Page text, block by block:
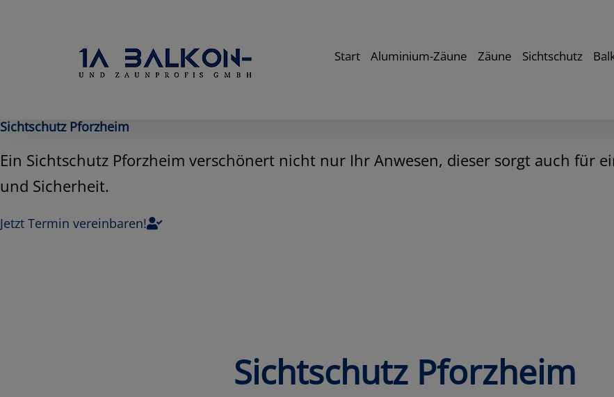
Start Aluminium-Zäune Zäune Sichtschutz
Sichtschutz Pforzheim
Ein Sichtschutz Pforzheim verschönert nicht nur Ihr Anwesen, dieser sorgt auch für
und Sicherheit.
Jetzt Termin vereinbaren!
Sichtschutz Pforzheim